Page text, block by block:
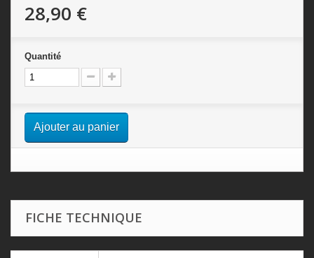
28,90 €
Quantité
Ajouter au panier
FICHE TECHNIQUE